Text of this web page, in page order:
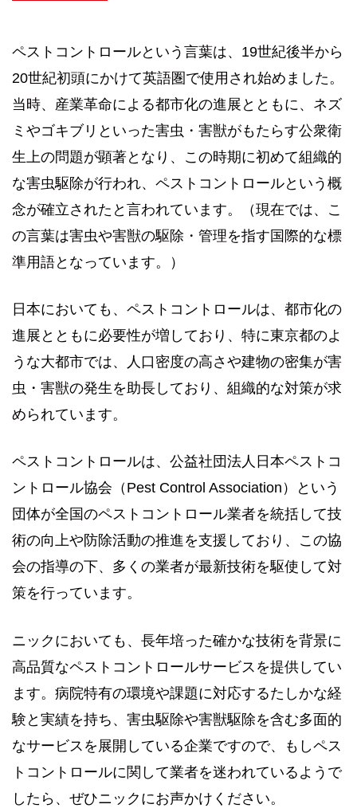
ペストコントロールという言葉は、19世紀後半から
20世紀初頭にかけて英語圏で使用され始めました。
当時、産業革命による都市化の進展とともに、ネズ
ミやゴキブリといった害虫・害獣がもたらす公衆衛
生上の問題が顕著となり、この時期に初めて組織的
な害虫駆除が行われ、ペストコントロールという概
念が確立されたと言われています。（現在では、こ
の言葉は害虫や害獣の駆除・管理を指す国際的な標
準用語となっています。）
日本においても、ペストコントロールは、都市化の
進展とともに必要性が増しており、特に東京都のよ
うな大都市では、人口密度の高さや建物の密集が害
虫・害獣の発生を助長しており、組織的な対策が求
められています。
ペストコントロールは、公益社団法人日本ペストコ
ントロール協会（Pest Control Association）という
団体が全国のペストコントロール業者を統括して技
術の向上や防除活動の推進を支援しており、この協
会の指導の下、多くの業者が最新技術を駆使して対
策を行っています。
ニックにおいても、長年培った確かな技術を背景に
高品質なペストコントロールサービスを提供してい
ます。病院特有の環境や課題に対応するたしかな経
験と実績を持ち、害虫駆除や害獣駆除を含む多面的
なサービスを展開している企業ですので、もしペス
トコントロールに関して業者を迷われているようで
したら、ぜひニックにお声かけください。